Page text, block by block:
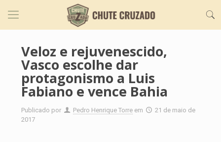
Veloz e rejuvenescido,
Vasco escolhe dar
protagonismo a Luis
Fabiano e vence Bahia
Publicado por Pedro Henrique Torre em
21 de maio de
2017